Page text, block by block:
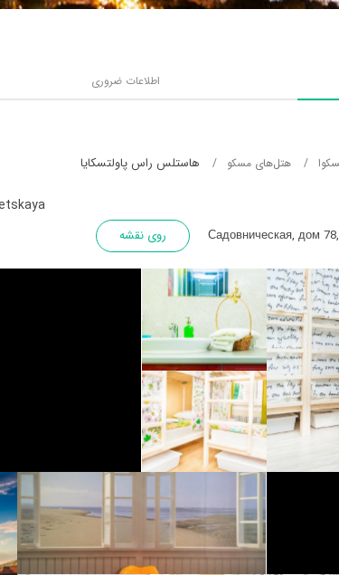
اطلاعات ضروری
هتل‌های مسکو هاستلس راس پاولتسکایا
Садовническая, дом روی نقشه